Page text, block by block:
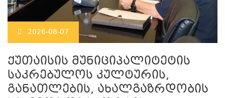
2026-08-07
ქუთაისის მუნიციპალიტეტის
საკრებულოს კულტურის,
განათლების, ახალგაზრდობის